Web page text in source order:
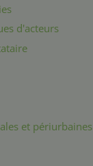
d'acteurs
et périurbaines